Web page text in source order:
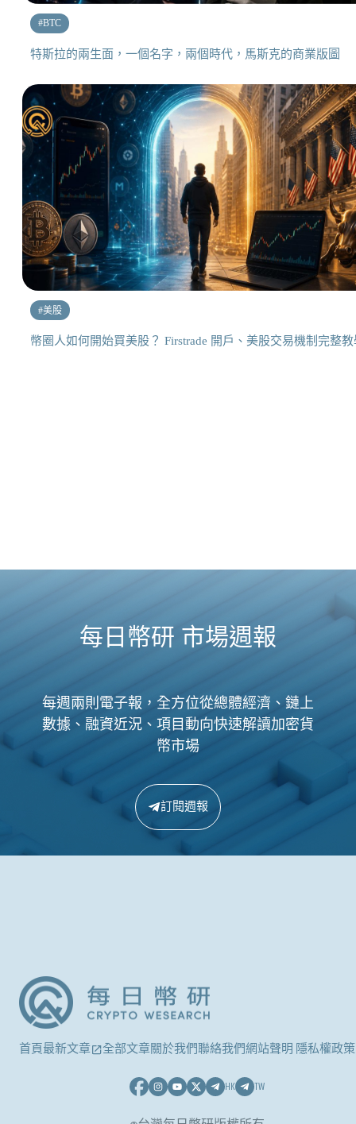
#BTC
特斯拉的兩生面，一個名字，兩個時代，馬斯克的商業版圖
#美股
幣圈人如何開始買美股？ Firstrade 開戶、美股交易機制完整教
每日幣研 市場週報
每週兩則電子報，全方位從總體經濟、鏈上
數據、融資近況、項目動向快速解讀加密貨
幣市場
訂閱週報
首頁最新文章 全部文章關於我們聯絡我們網站聲明 隱私權政策
HK TW